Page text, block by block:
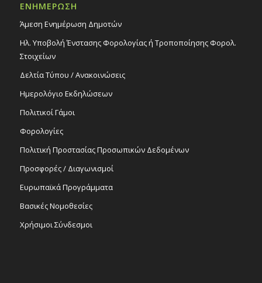
ΕΝΗΜΕΡΩΣΗ
Άμεση Ενημέρωση Δημοτών
Ηλ. Υποβολή Ένστασης Φορολογίας ή Τροποποίησης Φορολ.
Στοιχείων
Δελτία Τύπου / Ανακοινώσεις
Ημερολόγιο Εκδηλώσεων
Πολιτικοί Γάμοι
Φορολογίες
Πολιτική Προστασίας Προσωπικών Δεδομένων
Προσφορές / Διαγωνισμοί
Ευρωπαϊκά Προγράμματα
Βασικές Νομοθεσίες
Χρήσιμοι Σύνδεσμοι